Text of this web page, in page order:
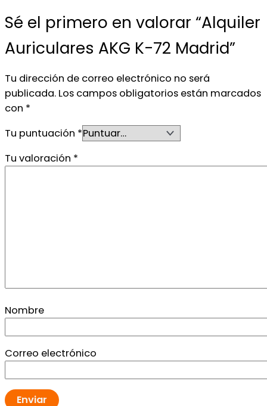
Sé el primero en valorar “Alquiler
Auriculares AKG K-72 Madrid”
Tu dirección de correo electrónico no será
publicada. Los campos obligatorios están marcados
con *
Tu puntuación *
Tu valoración *
Nombre
Correo electrónico